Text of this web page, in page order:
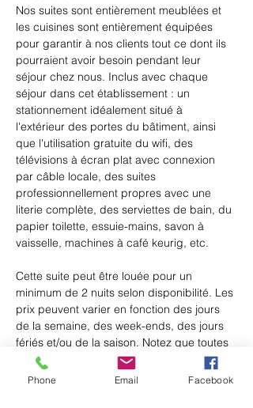
Nos suites sont entièrement meublées et
les cuisines sont entièrement équipées
pour garantir à nos clients tout ce dont ils
pourraient avoir besoin pendant leur
séjour chez nous. ​Inclus avec chaque
séjour dans cet établissement : un
stationnement idéalement situé à
l'extérieur des portes du bâtiment, ainsi
que l'utilisation gratuite du wifi, des
télévisions à écran plat avec connexion
par câble locale, des suites
professionnellement propres avec une
literie complète, des serviettes de bain, du
papier toilette, essuie-mains, savon à
vaisselle, machines à café keurig, etc.
Cette suite peut être louée pour un
minimum de 2 nuits selon disponibilité. Les
prix peuvent varier en fonction des jours
de la semaine, des week-ends, des jours
fériés et/ou de la saison. Notez que toutes
les taxes/frais applicables seront ajoutés
au tarif de nuit indiqué. Les paiements
Phone Email Facebook